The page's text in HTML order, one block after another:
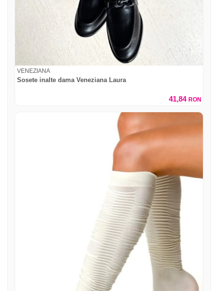
VENEZIANA
Sosete inalte dama Veneziana Laura
41,84 RON